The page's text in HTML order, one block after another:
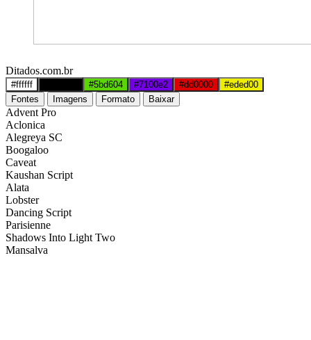
Ditados.com.br
#ffffff #5bd604 #7100e2 #dd0000
#eded00
Fontes
Imagens Formato Baixar
Advent Pro
Aclonica
Alegreya SC
Boogaloo
Caveat
Kaushan Script
Alata
Lobster
Dancing Script
Parisienne
Shadows Into Light Two
Mansalva